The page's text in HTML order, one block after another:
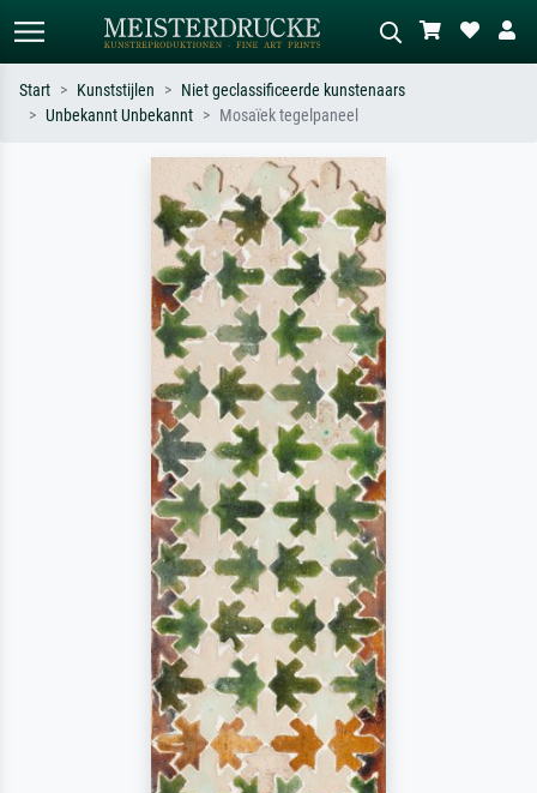
Zoek op kunstenaar, titel of stijl – bijv.
Monet, Sterrennacht, impressionisme,
Hokusai-golf, naakt.
Beschrijf de scène – bijv. groene
weide, abstract met veel rood, donker
olieverfschilderij, staand naakt naast
een boom.
Start Kunststijlen
Niet geclassificeerde kunstenaars
Unbekannt Unbekannt
Mosaïek tegelpaneel